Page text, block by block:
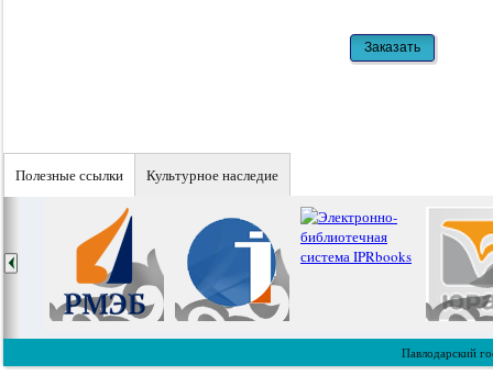
Полезные ссылки Культурное наследие
Павлодарский